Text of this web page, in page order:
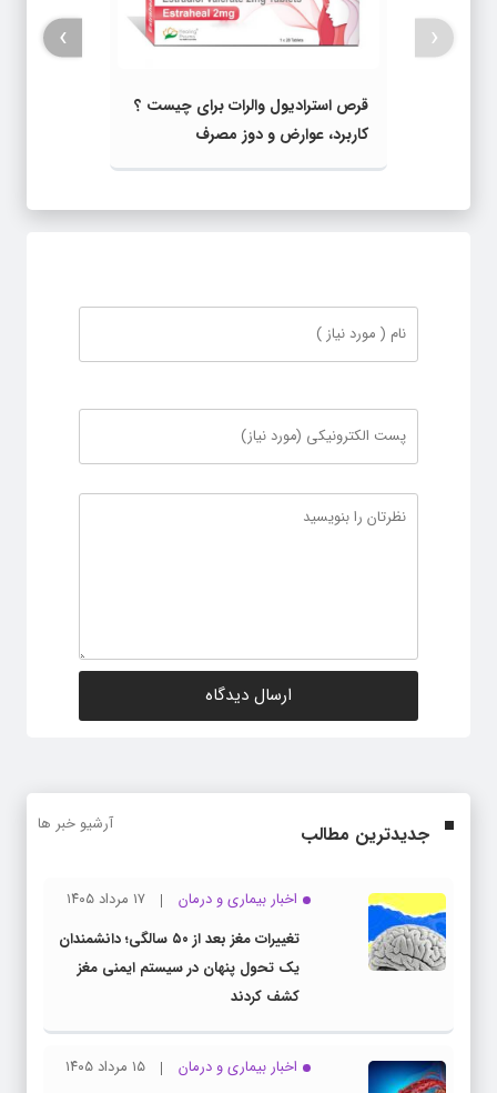
قرص استرادیول والرات برای چیست ؟
کاربرد، عوارض و دوز مصرف
‹
›
جدیدترین مطالب آرشیو خبر ها
اخبار بیماری و درمان
۱۷ مرداد ۱۴۰۵
تغییرات مغز بعد از ۵۰ سالگی؛ دانشمندان
یک تحول پنهان در سیستم ایمنی مغز
کشف کردند
اخبار بیماری و درمان
۱۵ مرداد ۱۴۰۵